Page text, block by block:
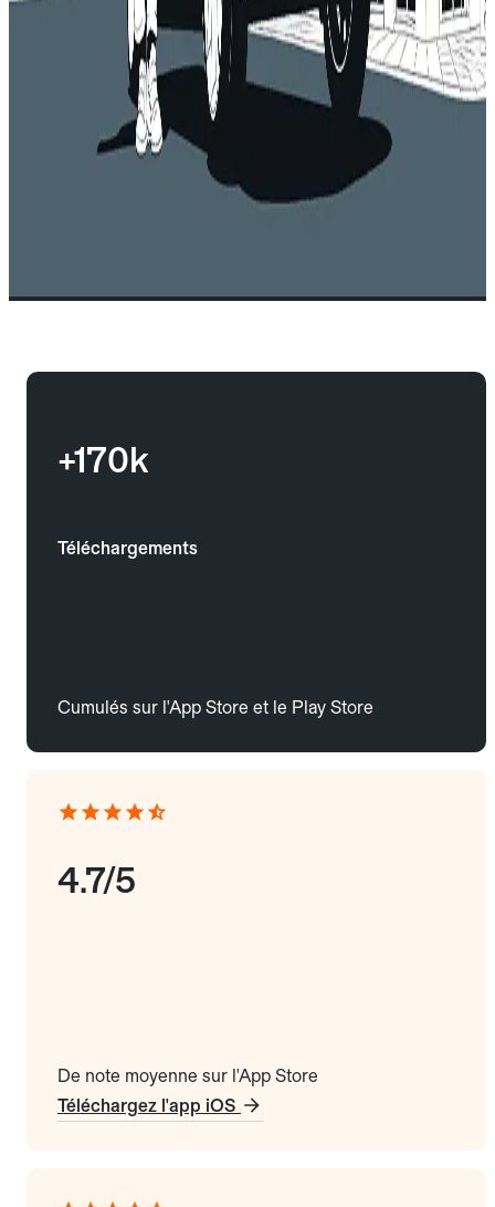
+170k
Téléchargements
Cumulés sur l'App Store et le Play Store
4.7/5
De note moyenne sur l'App Store
Téléchargez l'app iOS